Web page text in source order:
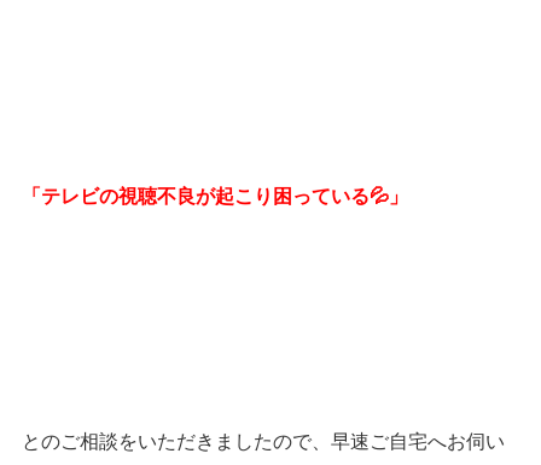
「テレビの視聴不良が起こり困っている💦」
とのご相談をいただきましたので、早速ご自宅へお伺い